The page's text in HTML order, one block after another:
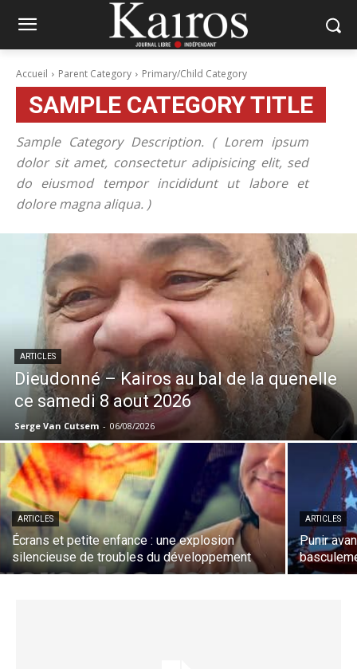
Accueil Parent Category Primary/Child Category
SAMPLE CATEGORY TITLE
Sample Category Description. ( Lorem ipsum
dolor sit amet, consectetur adipisicing elit, sed
do eiusmod tempor incididunt ut labore et
dolore magna aliqua. )
ARTICLES
Dieudonné – Kairos au bal de la quenelle
ce samedi 8 aout 2026
Serge Van Cutsem - 06/08/2026
ARTICLES
Écrans et petite enfance : une explosion
silencieuse de troubles du développement
ARTICLES
Punir